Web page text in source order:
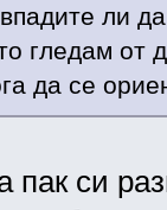
ли
гледам от
да се
пак си